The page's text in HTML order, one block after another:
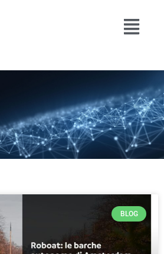
BLOG
PAGINAPAGINA
PAGINA
PAGINA
PAGINA
PAGINAPAGINA